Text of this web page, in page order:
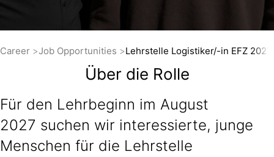
Career Job Opportunities Lehrstelle Logistiker/-in EFZ 2027
Über die Rolle
Für den Lehrbeginn im August
2027 suchen wir interessierte, junge
Menschen für die Lehrstelle